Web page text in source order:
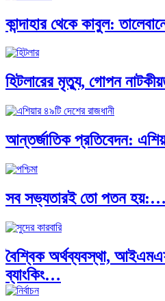
কান্দাহার থেকে কাবুল:
হিটলারের মৃত্যু, গোপন
আন্তর্জাতিক প্রতিবেদন:
সব সভ্যতারই তো পতন হয়:…
বৈশ্বিক অর্থব্যবস্থা,
ব্যাংকিং…